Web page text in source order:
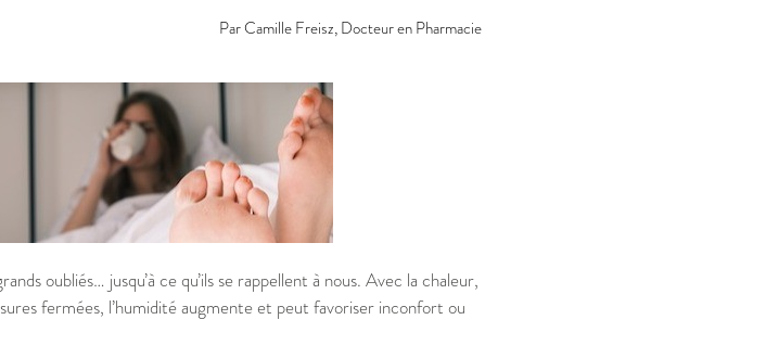
ParCamille Freisz, Docteur en Pharmacie
oubliés… jusqu’à ce qu’ils se rappellent à nous. Avec la chaleur,
fermées, l’humidité augmente et peut favoriser inconfort ou